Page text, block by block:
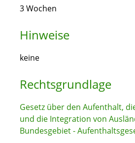
3 Wochen
Hinweise
keine
Rechtsgrundlage
Gesetz über den Aufenthalt,
und die Integration von
Bundesgebiet -